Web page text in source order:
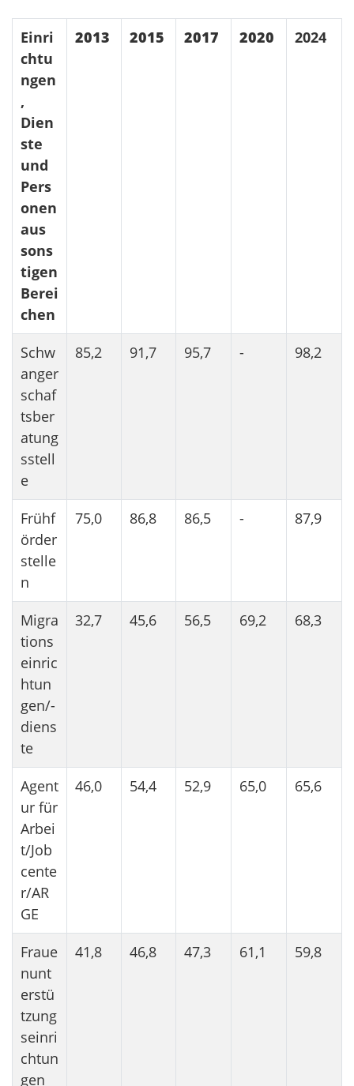
Einri
chtu
ngen
,
Dien
ste
und
Pers
onen
aus
sons
tigen
Berei
chen
2013 2015 2017 2020 2024
Schw
anger
schaf
tsber
atung
sstell
e
85,2 91,7 95,7 - 98,2
Frühf
örder
stelle
n
75,0 86,8 86,5 - 87,9
Migra
tions
einric
htun
gen/-
diens
te
32,7 45,6 56,5 69,2 68,3
Agent
ur für
Arbei
t/Job
cente
r/AR
GE
46,0 54,4 52,9 65,0 65,6
Fraue
nunt
erstü
tzung
seinri
chtun
gen
41,8 46,8 47,3 61,1 59,8